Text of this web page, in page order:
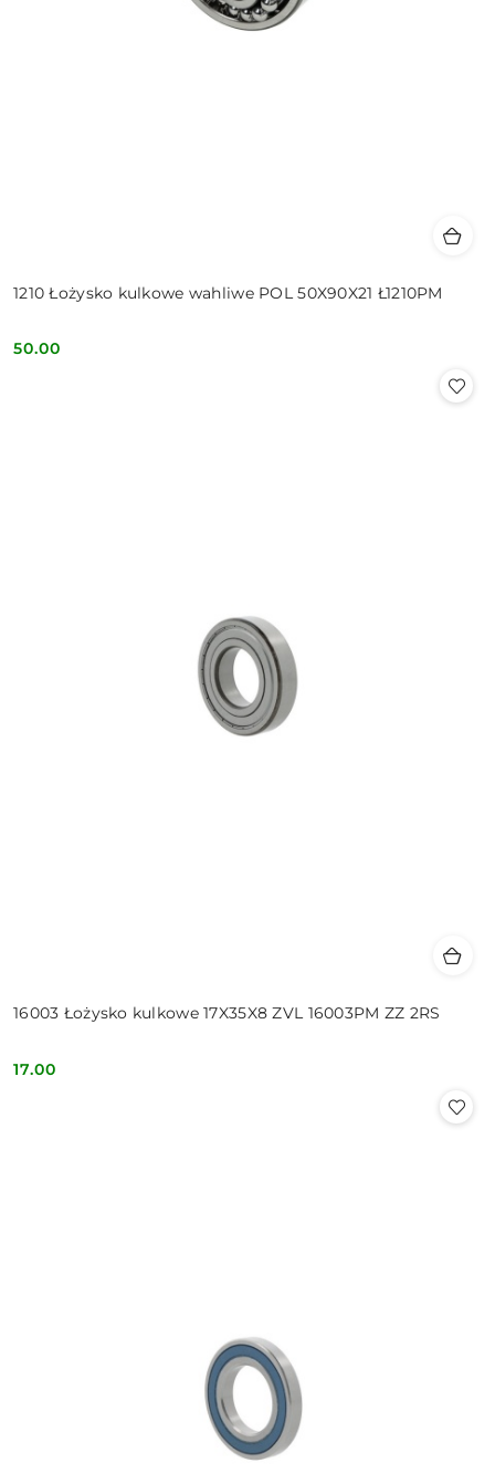
1210 Łożysko kulkowe wahliwe POL 50X90X21 Ł1210PM
Cena:
50.00
16003 Łożysko kulkowe 17X35X8 ZVL 16003PM ZZ 2RS
Cena:
17.00